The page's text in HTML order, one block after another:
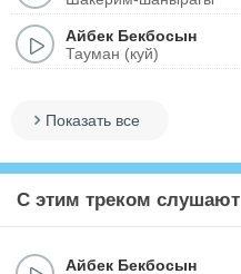
Айбек Бекбосын
Тауман (куй)
Показать все
С этим треком слушают
Айбек Бекбосын